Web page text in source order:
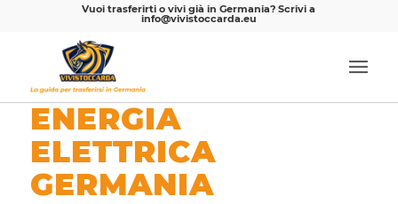
Vuoi trasferirti o vivi già in Germania? Scrivi a
info@vivistoccarda.eu
ENERGIA
ELETTRICA
GERMANIA